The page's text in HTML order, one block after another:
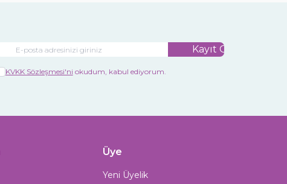
Kayıt Ol
KVKK Sözleşmesi'ni okudum, kabul ediyorum.
Üye
Yeni Üyelik